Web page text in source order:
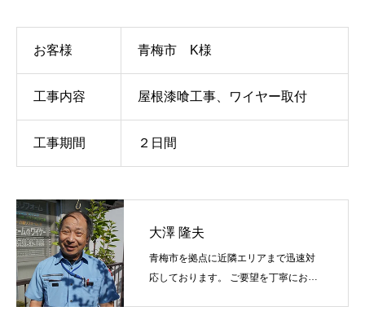
お客様 青梅市 K様
工事内容 屋根漆喰工事、ワイヤー取付
工事期間 ２日間
大澤 隆夫
青梅市を拠点に近隣エリアまで迅速対
応しております。 ご要望を丁寧にお伺